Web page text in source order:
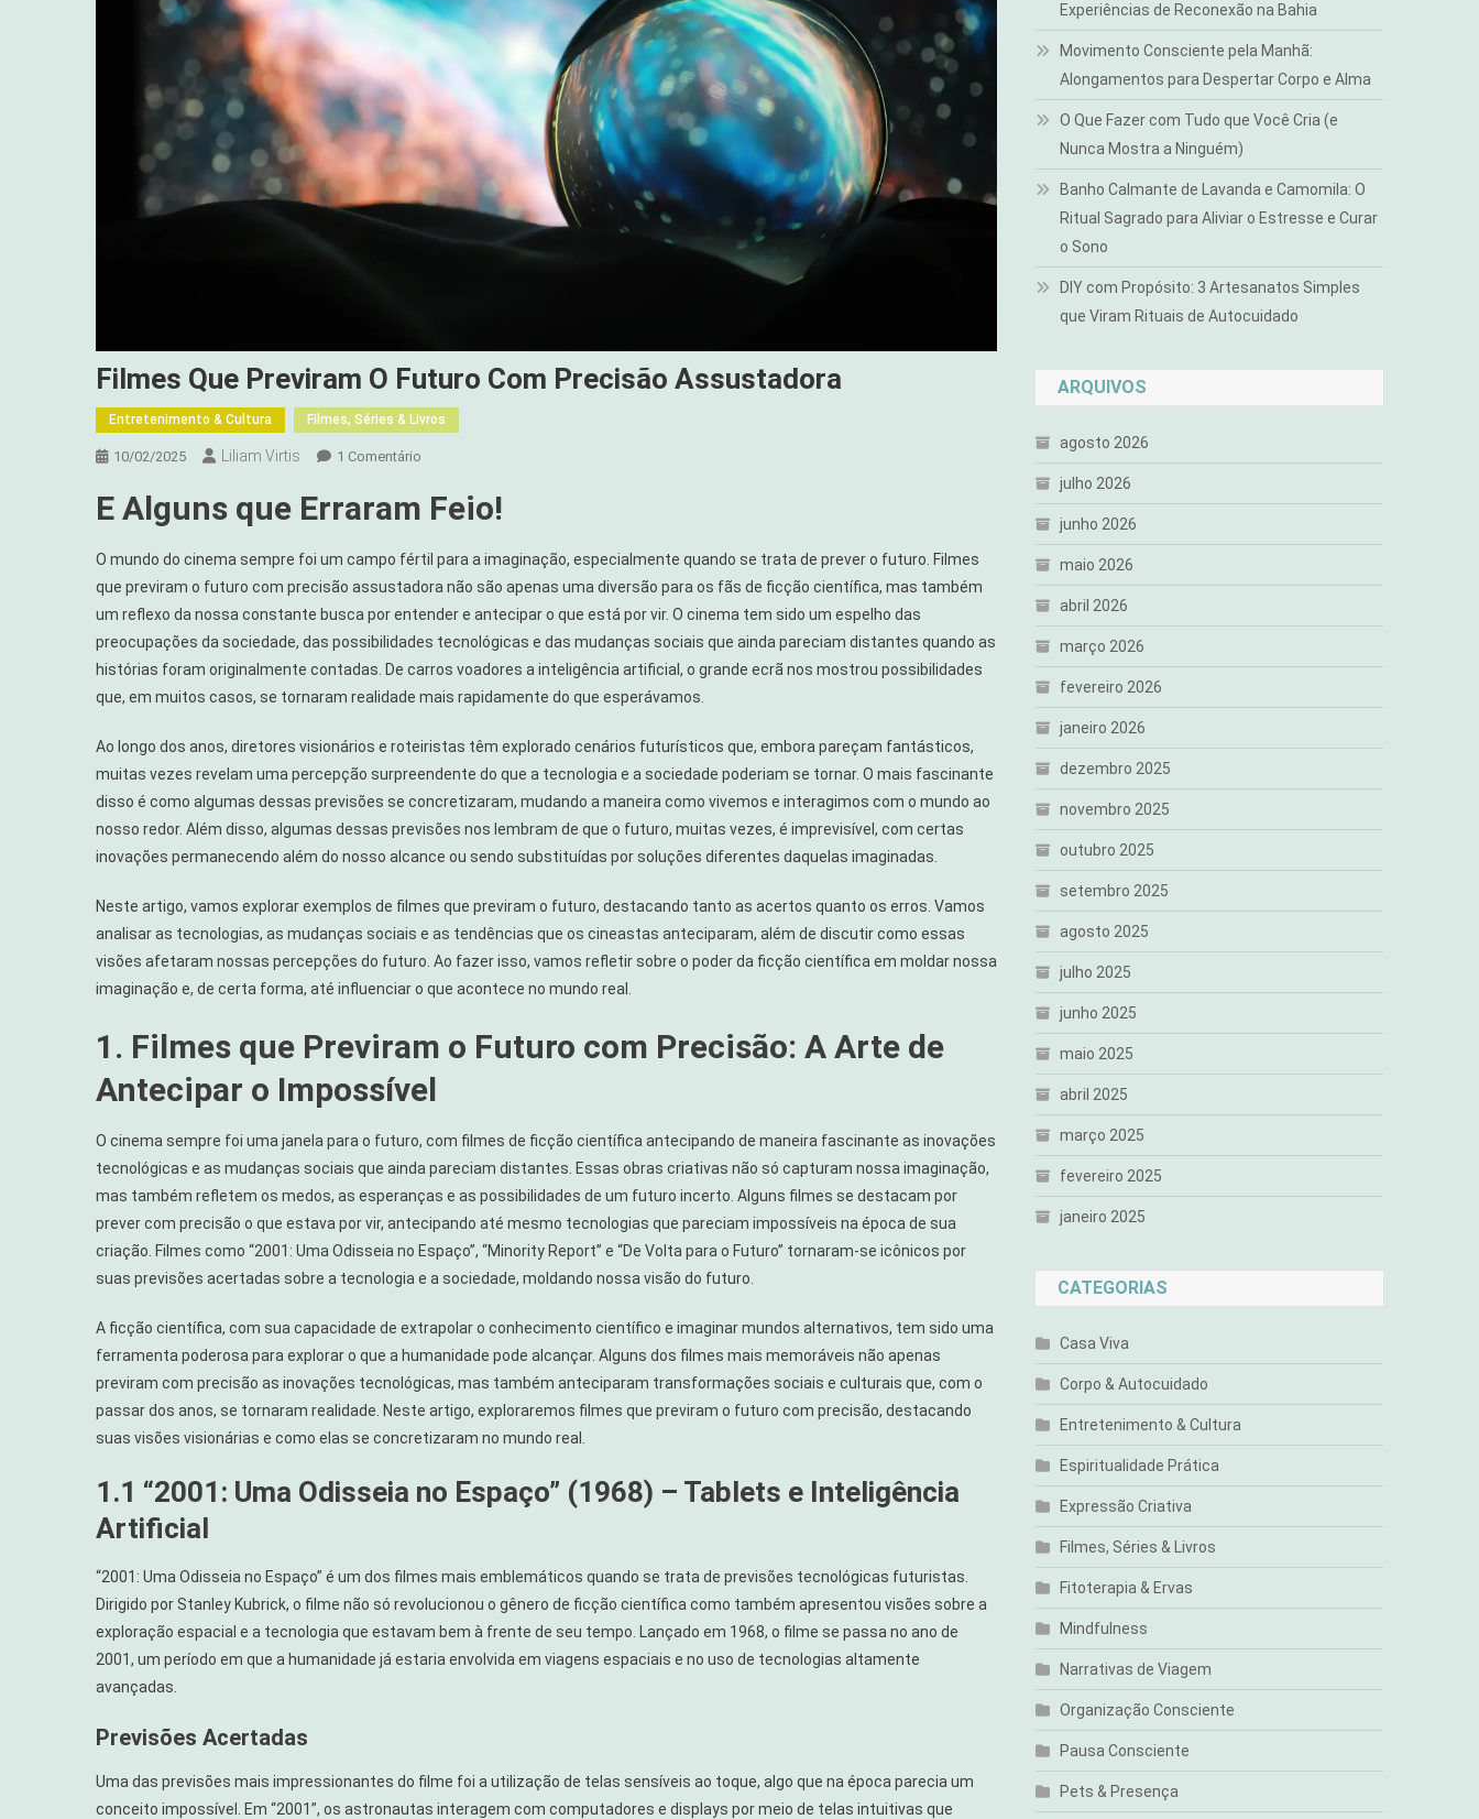
Filmes Que Previram O Futuro Com Precisão Assustadora
Entretenimento & Cultura Filmes, Séries & Livros
10/02/2025 Liliam Virtis 1 Comentário
Que
O
Futuro
Com
E Alguns que Erraram Feio!
O mundo do cinema sempre foi um campo fértil para a imaginação, especialmente quando se trata de prever o futuro. Filmes
que previram o futuro com precisão assustadora não são apenas uma diversão para os fãs de ficção científica, mas também
um reflexo da nossa constante busca por entender e antecipar o que está por vir. O cinema tem sido um espelho das
preocupações da sociedade, das possibilidades tecnológicas e das mudanças sociais que ainda pareciam distantes quando as
histórias foram originalmente contadas. De carros voadores a inteligência artificial, o grande ecrã nos mostrou possibilidades
que, em muitos casos, se tornaram realidade mais rapidamente do que esperávamos.
Ao longo dos anos, diretores visionários e roteiristas têm explorado cenários futurísticos que, embora pareçam fantásticos,
muitas vezes revelam uma percepção surpreendente do que a tecnologia e a sociedade poderiam se tornar. O mais fascinante
disso é como algumas dessas previsões se concretizaram, mudando a maneira como vivemos e interagimos com o mundo ao
nosso redor. Além disso, algumas dessas previsões nos lembram de que o futuro, muitas vezes, é imprevisível, com certas
inovações permanecendo além do nosso alcance ou sendo substituídas por soluções diferentes daquelas imaginadas.
Neste artigo, vamos explorar exemplos de filmes que previram o futuro, destacando tanto as acertos quanto os erros. Vamos
analisar as tecnologias, as mudanças sociais e as tendências que os cineastas anteciparam, além de discutir como essas
visões afetaram nossas percepções do futuro. Ao fazer isso, vamos refletir sobre o poder da ficção científica em moldar nossa
imaginação e, de certa forma, até influenciar o que acontece no mundo real.
1. Filmes que Previram o Futuro com Precisão: A Arte de
Antecipar o Impossível
O cinema sempre foi uma janela para o futuro, com filmes de ficção científica antecipando de maneira fascinante as inovações
tecnológicas e as mudanças sociais que ainda pareciam distantes. Essas obras criativas não só capturam nossa imaginação,
mas também refletem os medos, as esperanças e as possibilidades de um futuro incerto. Alguns filmes se destacam por
prever com precisão o que estava por vir, antecipando até mesmo tecnologias que pareciam impossíveis na época de sua
criação. Filmes como “2001: Uma Odisseia no Espaço”, “Minority Report” e “De Volta para o Futuro” tornaram-se icônicos por
suas previsões acertadas sobre a tecnologia e a sociedade, moldando nossa visão do futuro.
A ficção científica, com sua capacidade de extrapolar o conhecimento científico e imaginar mundos alternativos, tem sido uma
ferramenta poderosa para explorar o que a humanidade pode alcançar. Alguns dos filmes mais memoráveis não apenas
previram com precisão as inovações tecnológicas, mas também anteciparam transformações sociais e culturais que, com o
passar dos anos, se tornaram realidade. Neste artigo, exploraremos filmes que previram o futuro com precisão, destacando
suas visões visionárias e como elas se concretizaram no mundo real.
1.1 “2001: Uma Odisseia no Espaço” (1968) – Tablets e Inteligência
Artificial
“2001: Uma Odisseia no Espaço” é um dos filmes mais emblemáticos quando se trata de previsões tecnológicas futuristas.
Dirigido por Stanley Kubrick, o filme não só revolucionou o gênero de ficção científica como também apresentou visões sobre a
exploração espacial e a tecnologia que estavam bem à frente de seu tempo. Lançado em 1968, o filme se passa no ano de
2001, um período em que a humanidade já estaria envolvida em viagens espaciais e no uso de tecnologias altamente
avançadas.
Previsões Acertadas
Uma das previsões mais impressionantes do filme foi a utilização de telas sensíveis ao toque, algo que na época parecia um
conceito impossível. Em “2001”, os astronautas interagem com computadores e displays por meio de telas intuitivas que
Experiências de Reconexão na Bahia
Movimento Consciente pela Manhã:
Alongamentos para Despertar Corpo e Alma
O Que Fazer com Tudo que Você Cria (e
Nunca Mostra a Ninguém)
Banho Calmante de Lavanda e Camomila: O
Ritual Sagrado para Aliviar o Estresse e Curar
o Sono
DIY com Propósito: 3 Artesanatos Simples
que Viram Rituais de Autocuidado
ARQUIVOS
agosto 2026
julho 2026
junho 2026
maio 2026
abril 2026
março 2026
fevereiro 2026
janeiro 2026
dezembro 2025
novembro 2025
outubro 2025
setembro 2025
agosto 2025
julho 2025
junho 2025
maio 2025
abril 2025
março 2025
fevereiro 2025
janeiro 2025
CATEGORIAS
Casa Viva
Corpo & Autocuidado
Entretenimento & Cultura
Espiritualidade Prática
Expressão Criativa
Filmes, Séries & Livros
Fitoterapia & Ervas
Mindfulness
Narrativas de Viagem
Organização Consciente
Pausa Consciente
Pets & Presença